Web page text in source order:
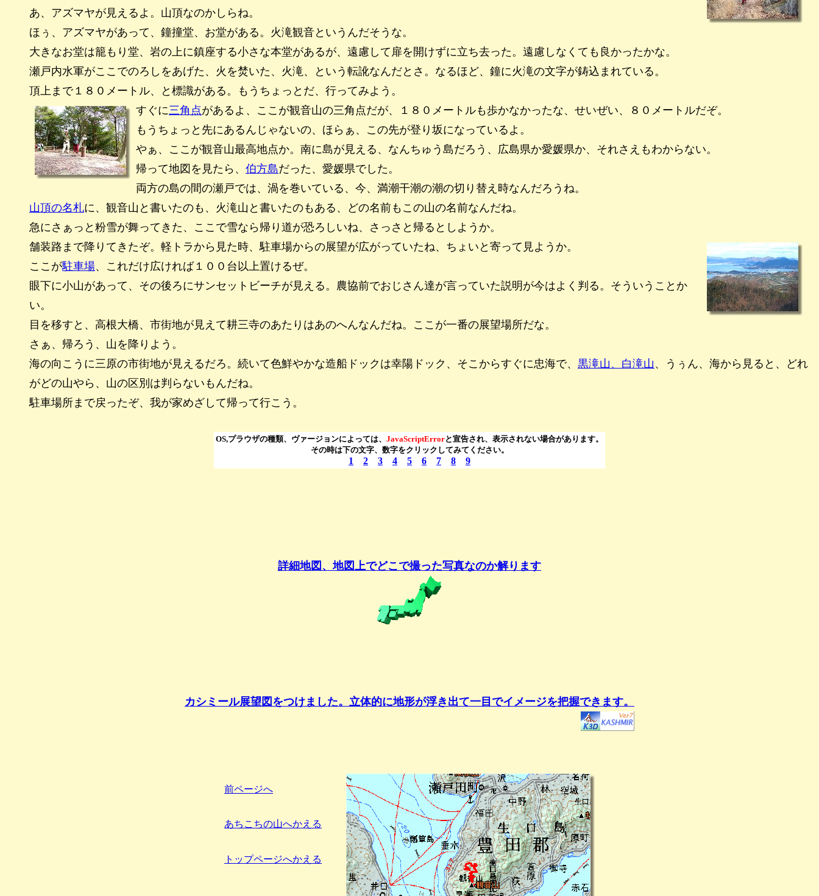
あ、アズマヤが見えるよ。山頂なのかしらね。
ほぅ、アズマヤがあって、鐘撞堂、お堂がある。火滝観音というんだそうな。
大きなお堂は籠もり堂、岩の上に鎮座する小さな本堂があるが、遠慮して扉を開けずに立ち去った。遠慮しなくても良かったかな。
瀬戸内水軍がここでのろしをあげた、火を焚いた、火滝、という転訛なんだとさ。なるほど、鐘に火滝の文字が鋳込まれている。
頂上まで１８０メートル、と標識がある。もうちょっとだ、行ってみよう。
すぐに三角点があるよ、ここが観音山の三角点だが、１８０メートルも歩かなかったな、せいぜい、８０メートルだぞ。
もうちょっと先にあるんじゃないの、ほらぁ、この先が登り坂になっているよ。
やぁ、ここが観音山最高地点か。南に島が見える、なんちゅう島だろう、広島県か愛媛県か、それさえもわからない。
帰って地図を見たら、 伯方島だった、愛媛県でした。
両方の島の間の瀬戸では、渦を巻いている、今、満潮干潮の潮の切り替え時なんだろうね。
山頂の名札に、観音山と書いたのも、火滝山と書いたのもある、どの名前もこの山の名前なんだね。
急にさぁっと粉雪が舞ってきた、ここで雪なら帰り道が恐ろしいね、さっさと帰るとしようか。
舗装路まで降りてきたぞ。軽トラから見た時、駐車場からの展望が広がっていたね、ちょいと寄って見ようか。
ここが駐車場、これだけ広ければ１００台以上置けるぜ。
眼下に小山があって、その後ろにサンセットビーチが見える。農協前でおじさん達が言っていた説明が今はよく判る。そういうことか
い。
目を移すと、高根大橋、市街地が見えて耕三寺のあたりはあのへんなんだね。ここが一番の展望場所だな。
さぁ、帰ろう、山を降りよう。
海の向こうに三原の市街地が見えるだろ。続いて色鮮やかな造船ドックは幸陽ドック、そこからすぐに忠海で、 黒滝山、白滝山 、うぅん、海から見ると、どれ
がどの山やら、山の区別は判らないもんだね。
駐車場所まで戻ったぞ、我が家めざして帰って行こう。
OS,プラウザの種類、ヴァージョンによっては、 JavaScriptErrorと宣告され、表示されない場合があります。
その時は下の文字、数字をクリックしてみてください。
1 2 3 4 5 6 7 8 9
詳細地図、地図上でどこで撮った写真なのか解ります
カシミール展望図をつけました。立体的に地形が浮き出て一目でイメージを把握できます。
前ページへ
あちこちの山へかえる
トップページへかえる